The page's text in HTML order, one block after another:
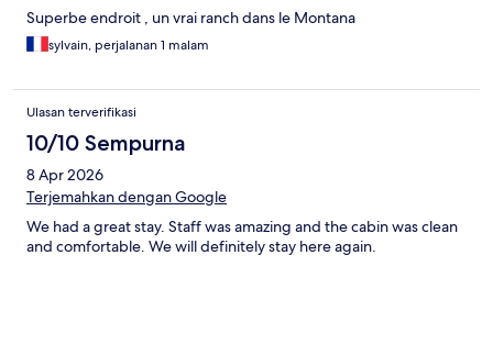
Superbe endroit , un vrai ranch dans le Montana
sylvain, perjalanan 1 malam
Ulasan terverifikasi
10/10 Sempurna
8 Apr 2026
Terjemahkan dengan Google
We had a great stay. Staff was amazing and the cabin was clean
and comfortable. We will definitely stay here again.